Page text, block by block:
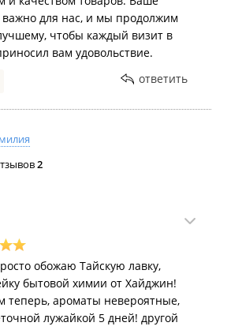
для нас, и мы продолжим
чтобы каждый визит в
вам удовольствие.
ответить
2
обожаю Тайскую лавку,
бытовой химии от Хайджин!
теперь, ароматы невероятные,
лужайкой 5 дней! другой